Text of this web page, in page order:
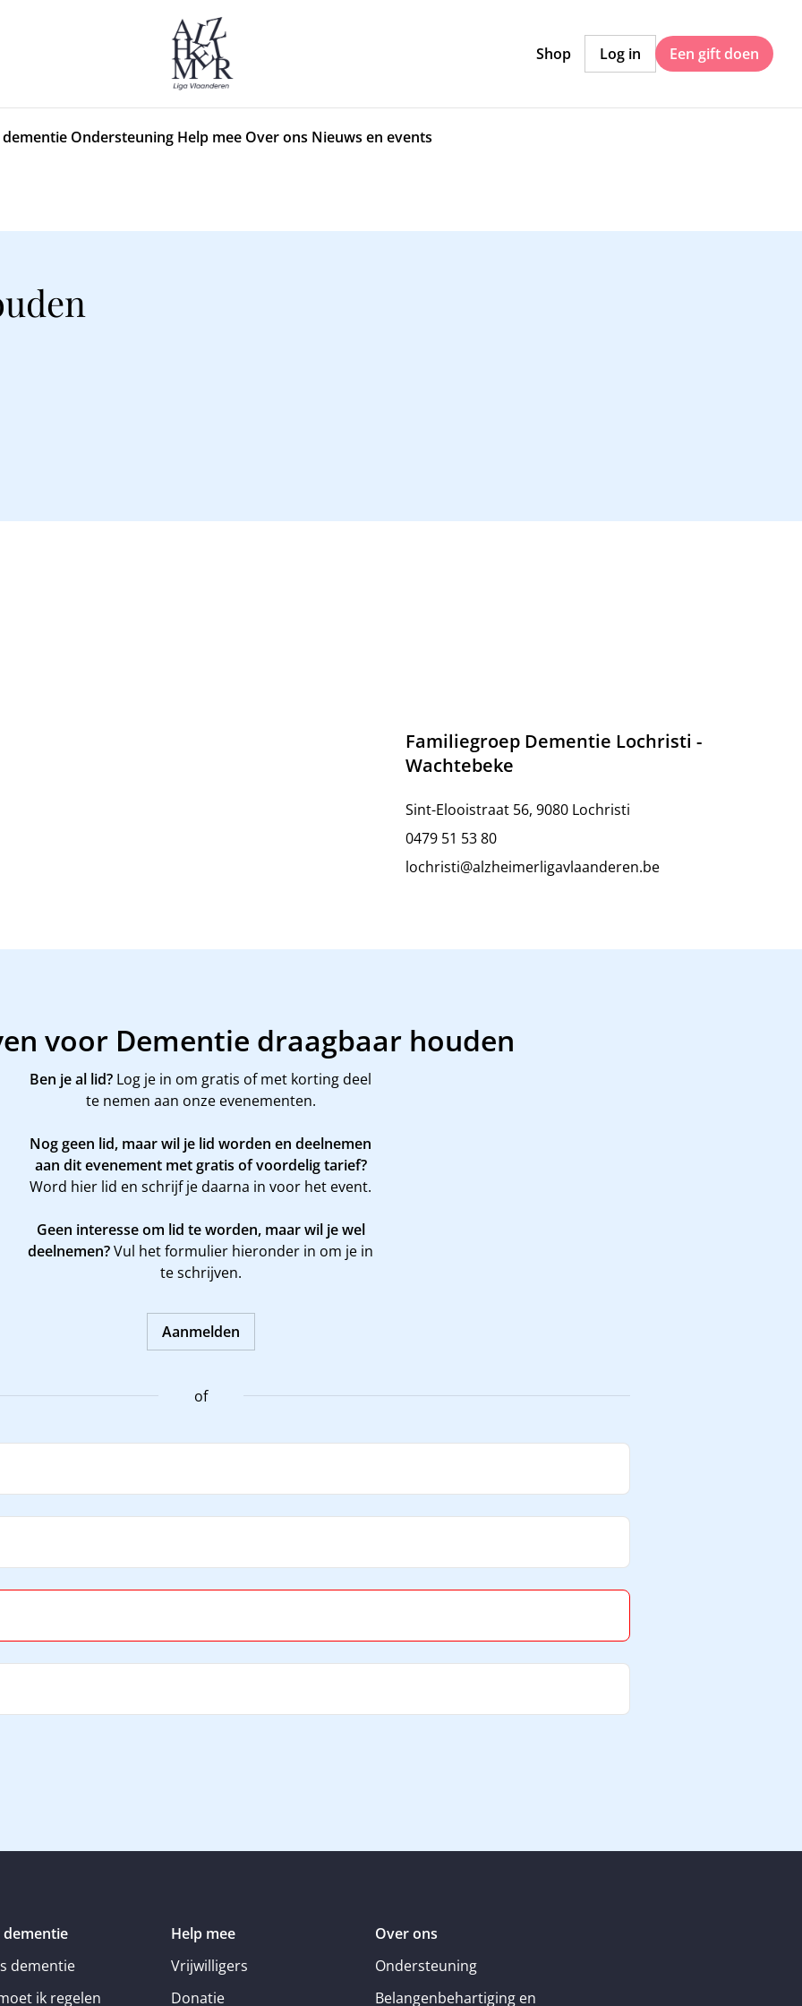
Shop Log in Een gift doen
Ondersteuning Help mee Over ons Nieuws en events
Familiegroep Dementie Lochristi -
Wachtebeke
Sint-Elooistraat 56, 9080 Lochristi
0479 51 53 80
lochristi@alzheimerligavlaanderen.be
voor Dementie draagbaar houden
Ben je al lid? Log je in om gratis of met korting deel
te nemen aan onze evenementen.
Nog geen lid, maar wil je lid worden en deelnemen
aan dit evenement met gratis of voordelig tarief?
Word hier lid en schrijf je daarna in voor het event.
Geen interesse om lid te worden, maar wil je wel
deelnemen?Vul het formulier hieronder in om je in
te schrijven.
Aanmelden
of
dementie
dementie
ik regelen
Help mee
Vrijwilligers
Donatie
Over ons
Ondersteuning
Belangenbehartiging en